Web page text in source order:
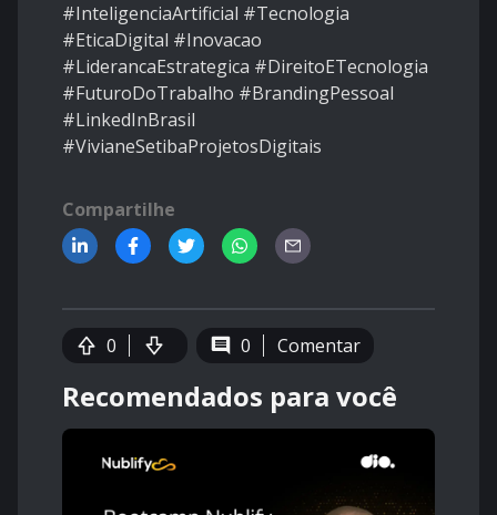
#InteligenciaArtificial #Tecnologia
#EticaDigital #Inovacao
#LiderancaEstrategica #DireitoETecnologia
#FuturoDoTrabalho #BrandingPessoal
#LinkedInBrasil
#VivianeSetibaProjetosDigitais
Compartilhe
0 0 Comentar
Recomendados para você